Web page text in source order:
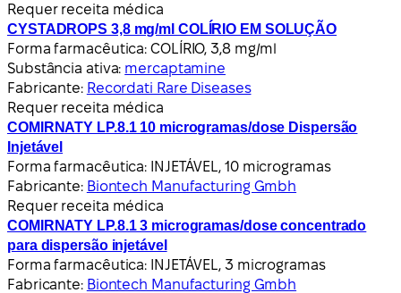
Requer receita médica
CYSTADROPS 3,8 mg/ml COLÍRIO EM SOLUÇÃO
Forma farmacêutica: COLÍRIO, 3,8 mg/ml
Substância ativa: mercaptamine
Fabricante: Recordati Rare Diseases
Requer receita médica
COMIRNATY LP.8.1 10 microgramas/dose Dispersão
Injetável
Forma farmacêutica: INJETÁVEL, 10 microgramas
Fabricante: Biontech Manufacturing Gmbh
Requer receita médica
COMIRNATY LP.8.1 3 microgramas/dose concentrado
para dispersão injetável
Forma farmacêutica: INJETÁVEL, 3 microgramas
Fabricante: Biontech Manufacturing Gmbh